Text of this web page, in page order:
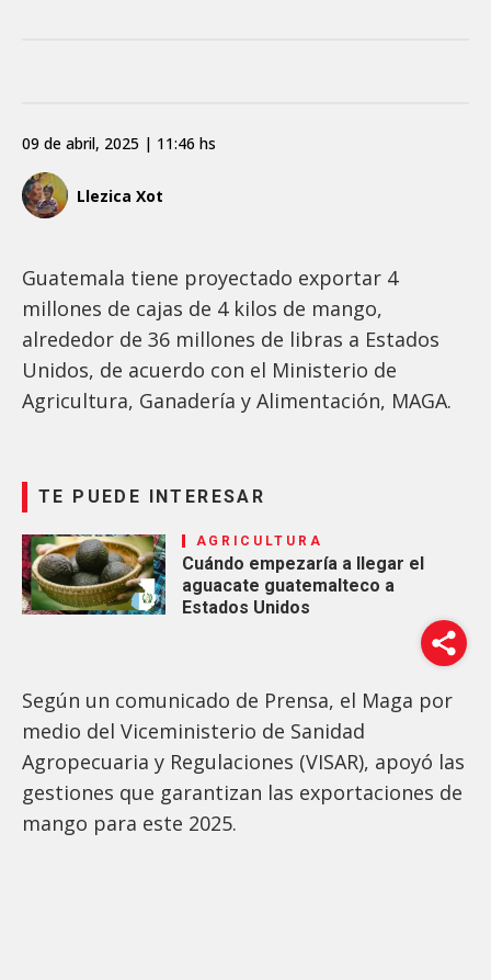
Llezica Xot
09 de abril, 2025 | 11:46 hs
Guatemala tiene proyectado exportar 4
millones de cajas de 4 kilos de mango,
alrededor de 36 millones de libras a Estados
Unidos, de acuerdo con el Ministerio de
Agricultura, Ganadería y Alimentación, MAGA.
TE PUEDE INTERESAR
AGRICULTURA
Cuándo empezaría a llegar el
aguacate guatemalteco a
Estados Unidos
Según un comunicado de Prensa, el Maga por
medio del Viceministerio de Sanidad
Agropecuaria y Regulaciones (VISAR), apoyó las
gestiones que garantizan las exportaciones de
mango para este 2025.